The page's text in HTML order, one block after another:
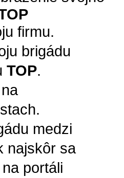
firmu.
brigádu
TOP.
medzi
najskôr sa
na portáli